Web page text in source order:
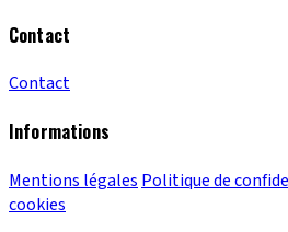
Contact
Contact
Informations
Mentions légales Politique de
cookies